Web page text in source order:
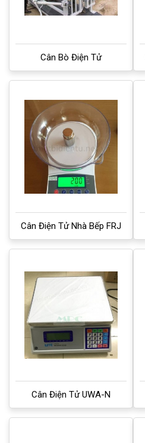
Cân Bò Điện Tử
Cân Điện Tử Nhà Bếp FRJ
Cân Điện Tử UWA-N